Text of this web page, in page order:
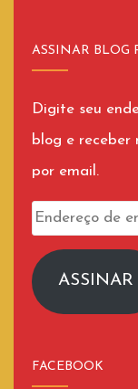
ASSINAR BLOG
Digite seu
blog e receber
por email.
Endereço
emailASSINAR
FACEBOOK